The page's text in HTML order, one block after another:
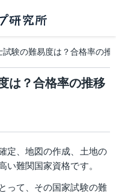
試験の難易度は？合格率の
は？合格率の推移
定、地図の作成、土地の
い難関国家資格です。
って、その国家試験の難